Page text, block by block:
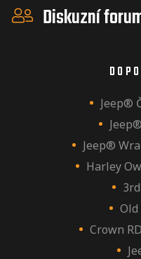
Diskuzní
Jeep®
Jeep®
Harley
Old
Crown